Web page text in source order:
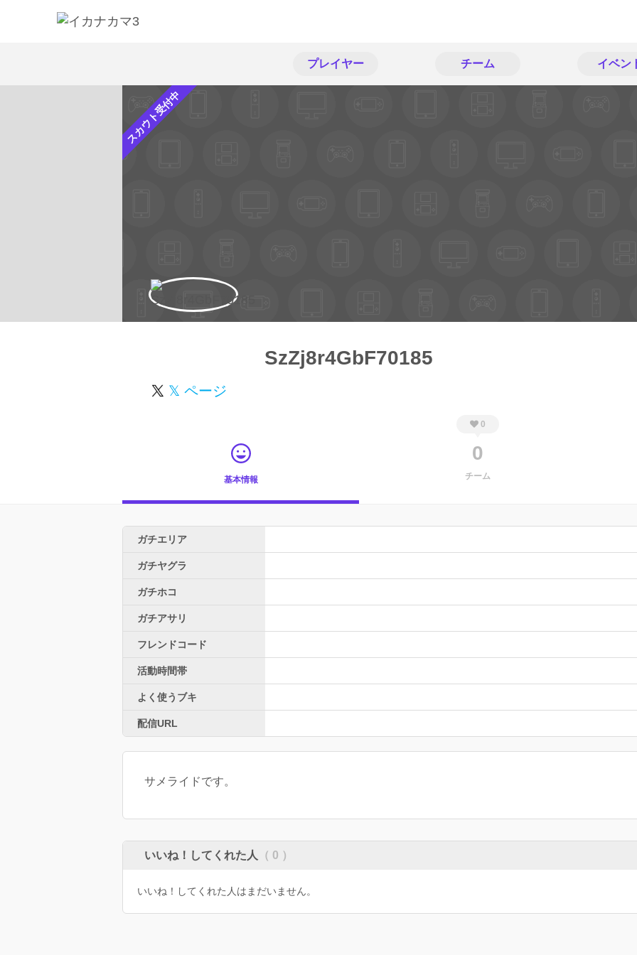
プレイヤー チーム イベン
スカウト受付中
SzZj8r4GbF70185
𝕏 ページ
基本情報
0
0
チーム
ガチエリア
ガチヤグラ
ガチホコ
ガチアサリ
フレンドコード
活動時間帯
よく使うブキ
配信URL
サメライドです。
いいね！してくれた人 （ 0 ）
いいね！してくれた人はまだいません。